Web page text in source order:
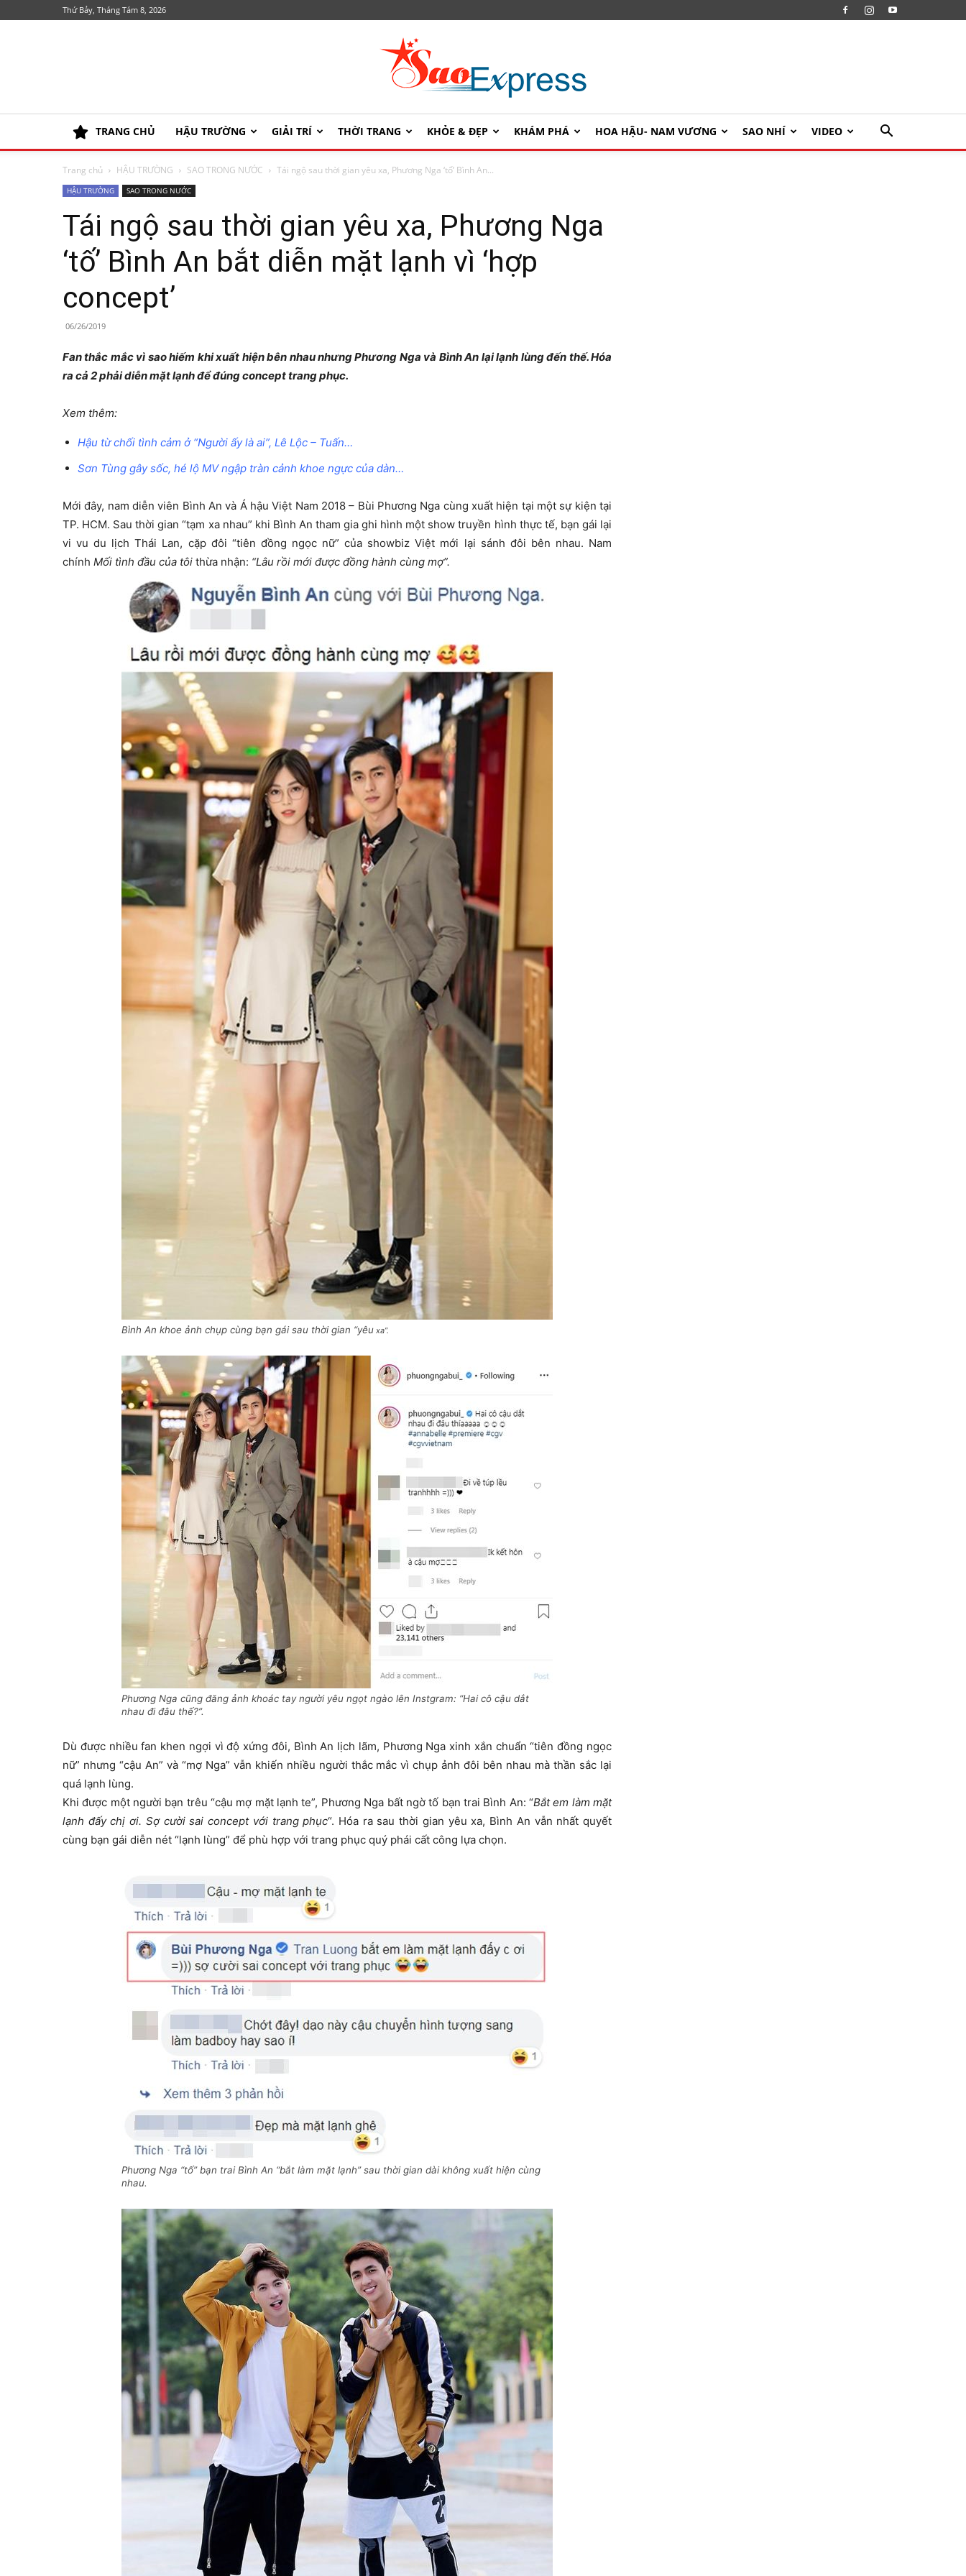
Thứ Bảy, Tháng Tám 8, 2026
SaoExpress
TRANG CHỦ HẬU TRƯỜNG GIẢI TRÍ THỜI TRANG KHỎE & ĐẸP KHÁM PHÁ HOA HẬU- NAM VƯƠNG SAO NHÍ VIDEO
Trang chủ HẬU TRƯỜNG SAO TRONG NƯỚC Tái ngộ sau thời gian yêu xa, Phương Nga ‘tố’ Bình An...
HẬU TRƯỜNG SAO TRONG NƯỚC
Tái ngộ sau thời gian yêu xa, Phương Nga
‘tố’ Bình An bắt diễn mặt lạnh vì ‘hợp
concept’
06/26/2019
Fan thắc mắc vì sao hiếm khi xuất hiện bên nhau nhưng Phương Nga và Bình An lại lạnh lùng đến thế. Hóa
ra cả 2 phải diễn mặt lạnh để đúng concept trang phục.
Xem thêm:
Hậu từ chối tình cảm ở “Người ấy là ai”, Lê Lộc – Tuấn…
Sơn Tùng gây sốc, hé lộ MV ngập tràn cảnh khoe ngực của dàn…
Mới đây, nam diễn viên Bình An và Á hậu Việt Nam 2018 – Bùi Phương Nga cùng xuất hiện tại một sự kiện tại
TP. HCM. Sau thời gian “tạm xa nhau” khi Bình An tham gia ghi hình một show truyền hình thực tế, bạn gái lại
vi vu du lịch Thái Lan, cặp đôi “tiên đồng ngọc nữ” của showbiz Việt mới lại sánh đôi bên nhau. Nam
chính Mối tình đầu của tôi thừa nhận: “Lâu rồi mới được đồng hành cùng mợ”.
Bình An khoe ảnh chụp cùng bạn gái sau thời gian “yêu xa”.
Phương Nga cũng đăng ảnh khoác tay người yêu ngọt ngào lên Instgram: “Hai cô cậu dắt
nhau đi đâu thế?”.
Dù được nhiều fan khen ngợi vì độ xứng đôi, Bình An lịch lãm, Phương Nga xinh xắn chuẩn “tiên đồng ngọc
nữ” nhưng “cậu An” và “mợ Nga” vẫn khiến nhiều người thắc mắc vì chụp ảnh đôi bên nhau mà thần sắc lại
quá lạnh lùng.
Khi được một người bạn trêu “cậu mợ mặt lạnh te”, Phương Nga bất ngờ tố bạn trai Bình An: “Bắt em làm mặt
lạnh đấy chị ơi. Sợ cười sai concept với trang phục“. Hóa ra sau thời gian yêu xa, Bình An vẫn nhất quyết
cùng bạn gái diễn nét “lạnh lùng” để phù hợp với trang phục quý phái cất công lựa chọn.
Phương Nga “tố” bạn trai Bình An “bắt làm mặt lạnh” sau thời gian dài không xuất hiện cùng
nhau.